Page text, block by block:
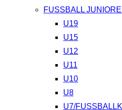
FUSSBALL JUNIOREN
U19
U15
U12
U11
U10
U8
U7/